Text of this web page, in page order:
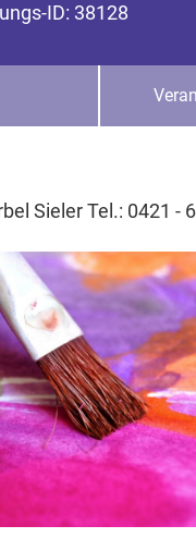
ID: 38128
Sieler Tel.: 0421 -